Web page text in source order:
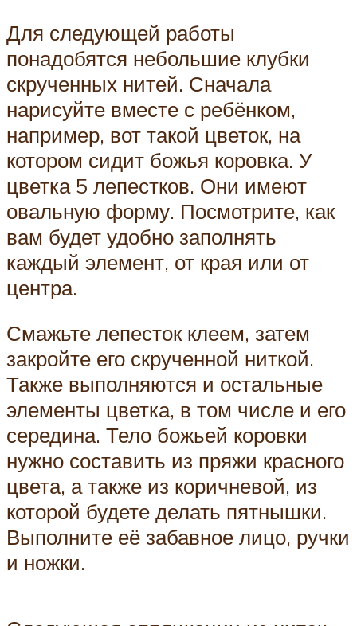
Для следующей работы
понадобятся небольшие клубки
скрученных нитей. Сначала
нарисуйте вместе с ребёнком,
например, вот такой цветок, на
котором сидит божья коровка. У
цветка 5 лепестков. Они имеют
овальную форму. Посмотрите, как
вам будет удобно заполнять
каждый элемент, от края или от
центра.
Смажьте лепесток клеем, затем
закройте его скрученной ниткой.
Также выполняются и остальные
элементы цветка, в том числе и его
середина. Тело божьей коровки
нужно составить из пряжи красного
цвета, а также из коричневой, из
которой будете делать пятнышки.
Выполните её забавное лицо, ручки
и ножки.